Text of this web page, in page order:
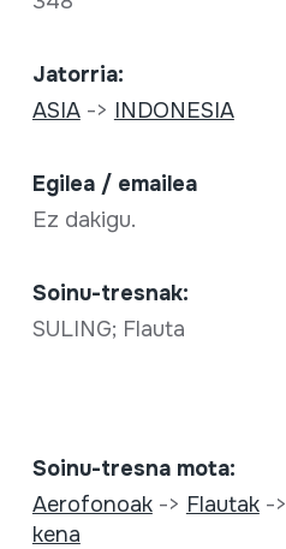
Jatorria:
ASIA-> INDONESIA
Egilea / emailea
Ez dakigu.
Soinu-tresnak:
SULING; Flauta
Soinu-tresna mota:
Aerofonoak-> Flautak->
kena